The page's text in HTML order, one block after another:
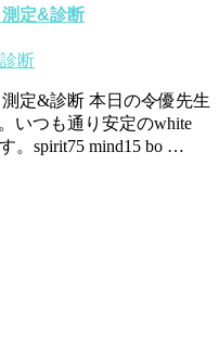
定&診断
断
定&診断 本日の令優先生
いつも通り安定のwhite
。spirit75 mind15 bo …